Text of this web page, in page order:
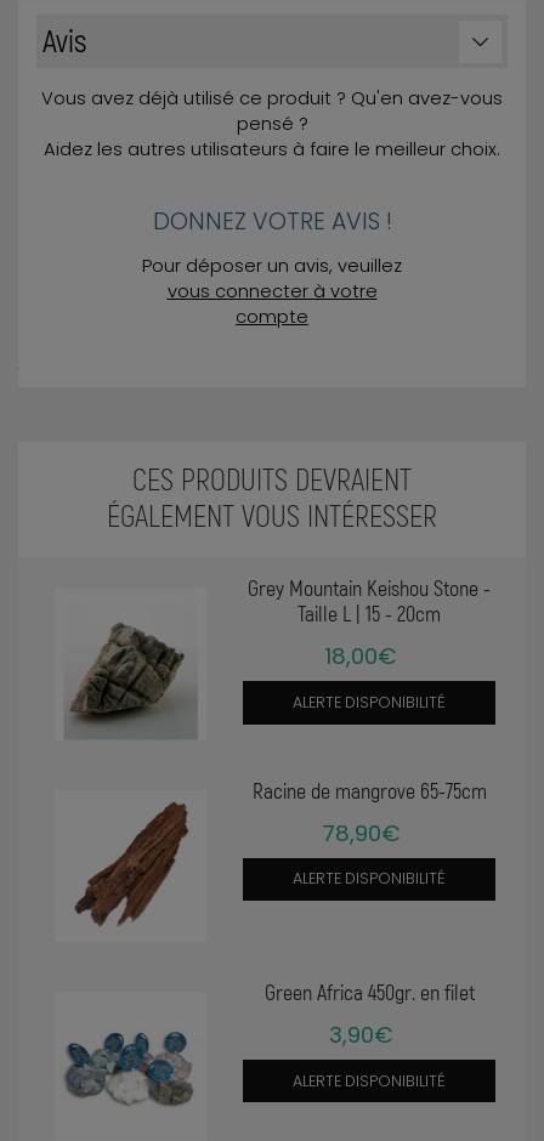
Avis
Vous avez déjà utilisé ce produit ? Qu'en avez-vous
pensé ?
Aidez les autres utilisateurs à faire le meilleur choix.
DONNEZ VOTRE AVIS !
Pour déposer un avis, veuillez
vous connecter à votre
compte
CES PRODUITS DEVRAIENT
ÉGALEMENT VOUS INTÉRESSER
Grey Mountain Keishou Stone -
Taille L | 15 - 20cm
18,00€
ALERTE DISPONIBILITÉ
Racine de mangrove 65-75cm
78,90€
ALERTE DISPONIBILITÉ
Green Africa 450gr. en filet
3,90€
ALERTE DISPONIBILITÉ